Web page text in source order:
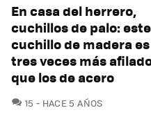
En casa del herrero,
cuchillos de palo: este
cuchillo de madera es
tres veces más
que los de acero
15 COMENTARIOS
HACE 5 AÑOS